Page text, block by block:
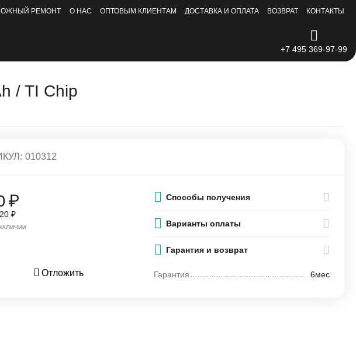
РЕМОНТ О НАС ОПТОВЫМ КЛИЕНТАМ ДОСТАВКА И ОПЛАТА ВОЗВРАТ КОНТАКТЫ
+7 495 369-97-99
/ TI Chip
010312
₽
₽
Отложить
Способы получения
Варианты оплаты
Гарантия и возврат
Гарантия 6мес